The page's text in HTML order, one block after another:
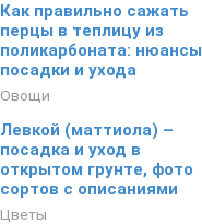
Как правильно сажать
перцы в теплицу из
поликарбоната: нюансы
посадки и ухода
Овощи
Левкой (маттиола) –
посадка и уход в
открытом грунте, фото
сортов с описаниями
Цветы